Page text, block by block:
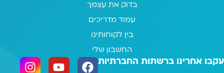
בדוק את עצמך
עמוד מדריכים
בין לקוחותינו
החשבון שלי
עקבו אחרינו ברשתות החברתיות